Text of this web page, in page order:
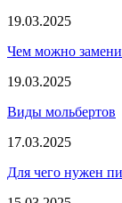
19.03.2025
Чем можно
19.03.2025
Виды мольбертов
17.03.2025
Для чего нужен